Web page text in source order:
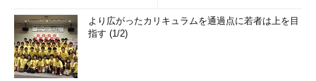
より広がったカリキュラムを通過点に若者は上を目
指す (1/2)